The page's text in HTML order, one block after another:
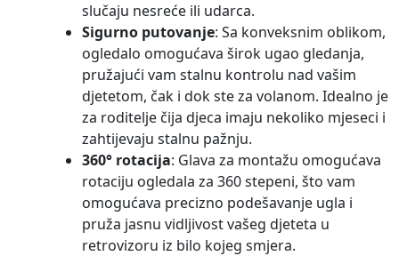
slučaju nesreće ili udarca.
Sigurno putovanje: Sa konveksnim oblikom,
ogledalo omogućava širok ugao gledanja,
pružajući vam stalnu kontrolu nad vašim
djetetom, čak i dok ste za volanom. Idealno je
za roditelje čija djeca imaju nekoliko mjeseci i
zahtijevaju stalnu pažnju.
360° rotacija: Glava za montažu omogućava
rotaciju ogledala za 360 stepeni, što vam
omogućava precizno podešavanje ugla i
pruža jasnu vidljivost vašeg djeteta u
retrovizoru iz bilo kojeg smjera.